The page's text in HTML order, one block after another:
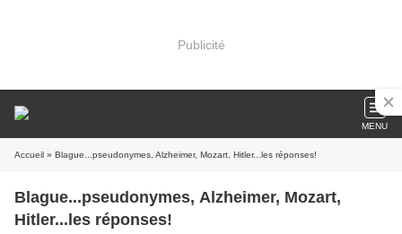
Publicité
MENU
Accueil » Blague...pseudonymes, Alzheimer, Mozart, Hitler...les réponses!
Blague...pseudonymes, Alzheimer, Mozart,
Hitler...les réponses!